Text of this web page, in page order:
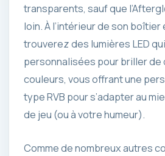
transparents, sauf que
loin. À l’intérieur de son boîtier
trouverez des lumières LED
personnalisées pour briller
couleurs, vous offrant une
type RVB pour s’adapter au
de jeu (ou à votre humeur).
Comme de nombreux autres